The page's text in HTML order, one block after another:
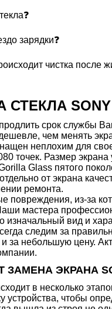
зарядки❓
чистка после
SONY
срок службы
чем менять
неплохим для
точек. Размер
Glass пятого
от экрана
ремонта.
из-за
мастера
изначальный вид и
следим за
и за небольшую цену.
ЭКРАНА
в несколько
устройства, чтобы